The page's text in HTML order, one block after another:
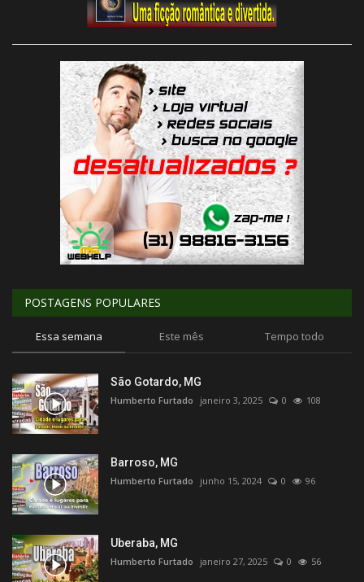
POSTAGENS POPULARES
Essa semana Este mês Tempo todo
São Gotardo, MG
Humberto Furtado janeiro 3, 2025 0 108
Barroso, MG
Humberto Furtado junho 15, 2024 0 96
Uberaba, MG
Humberto Furtado janeiro 27, 2025 0 56